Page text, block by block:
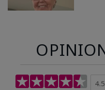
4.5